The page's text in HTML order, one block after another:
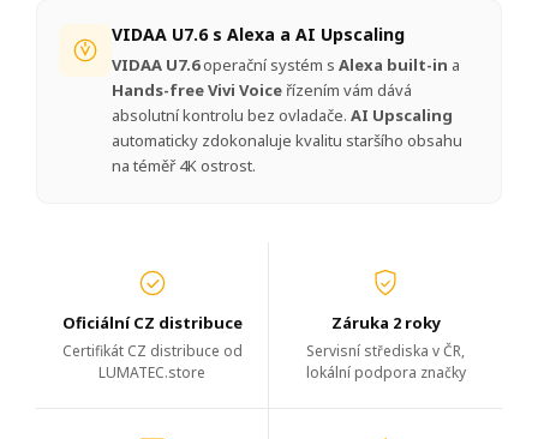
VIDAA U7.6 s Alexa a AI Upscaling
VIDAA U7.6operační systém s Alexa built-in a
Hands-free Vivi Voice řízením vám dává
absolutní kontrolu bez ovladače. AI Upscaling
automaticky zdokonaluje kvalitu staršího obsahu
na téměř 4K ostrost.
Oficiální CZ distribuce
Certifikát CZ distribuce od
LUMATEC.store
Záruka 2 roky
Servisní střediska v ČR,
lokální podpora značky